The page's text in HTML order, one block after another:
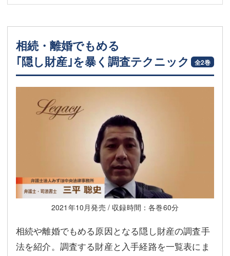
相続・離婚でもめる
｢隠し財産｣を暴く調査テクニック
全2巻
2021年10月発売 / 収録時間：各巻60分
相続や離婚でもめる原因となる隠し財産の調査手
法を紹介。調査する財産と入手経路を一覧表にま